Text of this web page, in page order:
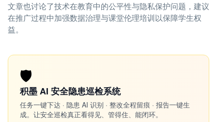
文章也讨论了技术在教育中的公平性与隐私保护问题，建议
在推广过程中加强数据治理与课堂伦理培训以保障学生权
益。
🛡️
积墨 AI 安全隐患巡检系统
任务一键下达 · 隐患 AI 识别 · 整改全程留痕 · 报告一键生
成。让安全巡检真正看得见、管得住、能闭环。